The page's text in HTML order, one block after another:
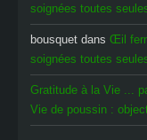
soignées toutes
bousquet dans Œil
soignées toutes
Gratitude à la Vie ...
Vie de poussin :